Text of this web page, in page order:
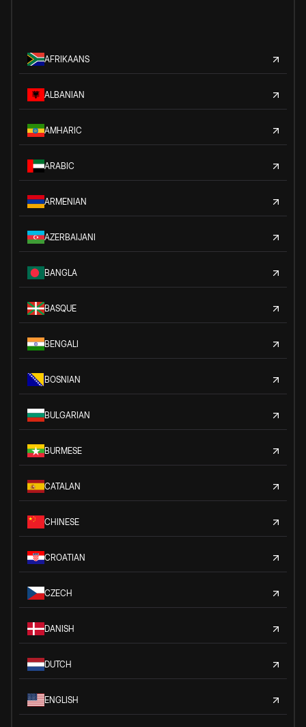
AFRIKAANS
ALBANIAN
AMHARIC
ARABIC
ARMENIAN
AZERBAIJANI
BANGLA
BASQUE
BENGALI
BOSNIAN
BULGARIAN
BURMESE
CATALAN
CHINESE
CROATIAN
CZECH
DANISH
DUTCH
ENGLISH